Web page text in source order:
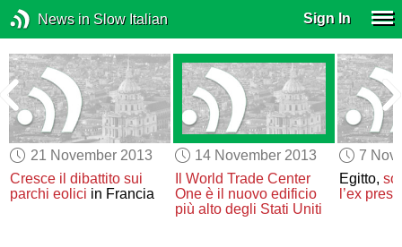
News in Slow Italian Sign In
21 November 2013
Cresce il dibattito sui
parchi eolici in Francia
14 November 2013
Il World Trade Center
One è il nuovo edificio
più alto degli Stati Uniti
7
Egitto,
l’ex